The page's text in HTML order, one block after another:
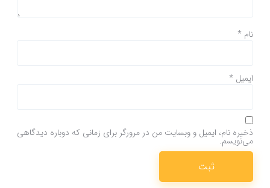
نام *
ایمیل *
ذخیره نام، ایمیل و وبسایت من در مرورگر برای زمانی که دوباره دیدگاهی
می‌نویسم.